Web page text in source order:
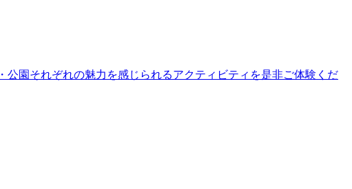
園それぞれの魅力を感じられるアクティビティを是非ご体験くだ